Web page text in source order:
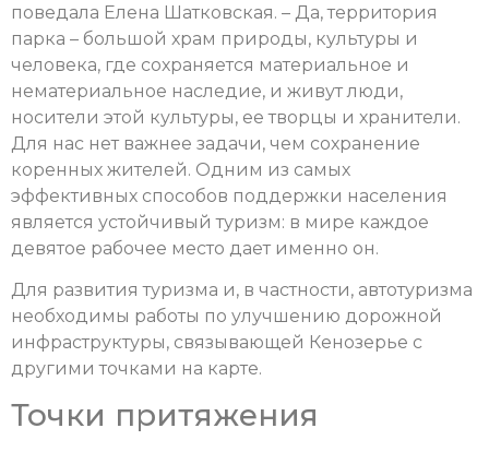
поведала Елена Шатковская. – Да, территория
парка – большой храм природы, культуры и
человека, где сохраняется материальное и
нематериальное наследие, и живут люди,
носители этой культуры, ее творцы и хранители.
Для нас нет важнее задачи, чем сохранение
коренных жителей. Одним из самых
эффективных способов поддержки населения
является устойчивый туризм: в мире каждое
девятое рабочее место дает именно он.
Для развития туризма и, в частности, автотуризма
необходимы работы по улучшению дорожной
инфраструктуры, связывающей Кенозерье с
другими точками на карте.
Точки притяжения